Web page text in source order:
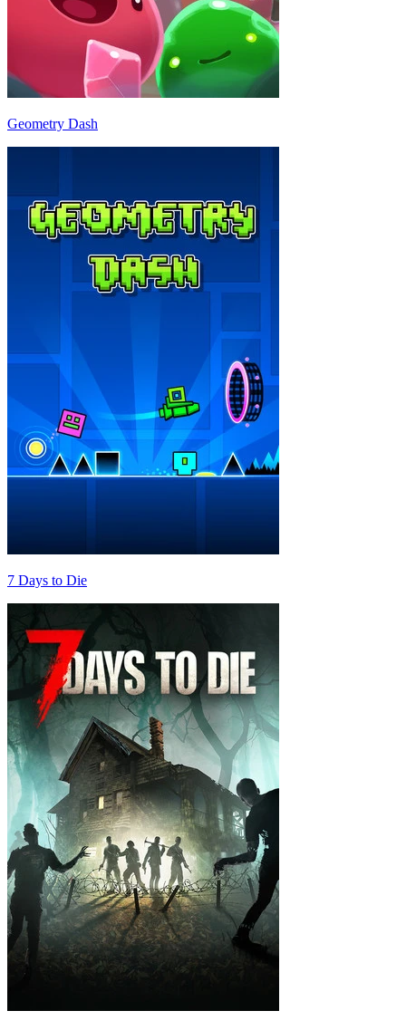
Geometry Dash
7 Days to Die